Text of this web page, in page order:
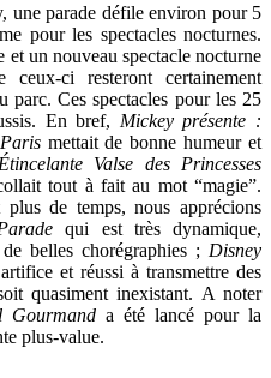
une parade défile environ pour 5
pour les spectacles nocturnes.
et un nouveau spectacle nocturne
ci resteront certainement
parc. Ces spectacles pour les 25
En bref, Mickey présente :
mettait de bonne humeur et
Valse des Princesses
tout à fait au mot “magie”.
de temps, nous apprécions
qui est très dynamique,
belles chorégraphies ; Disney
et réussi à transmettre des
quasiment inexistant. A noter
Gourmand a été lancé pour la
plus-value.